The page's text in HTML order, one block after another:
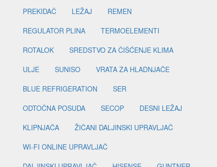
PREKIDAČ
LEŽAJ
REMEN
REGULATOR PLINA
TERMOELEMENTI
ROTALOK
SREDSTVO ZA ČIŠĆENJE KLIMA
ULJE
SUNISO
VRATA ZA HLADNJAČE
BLUE REFRIGERATION
SER
ODTOČNA POSUDA
SECOP
DESNI LEŽAJ
KLIPNJAČA
ŽIČANI DALJINSKI UPRAVLJAČ
WI-FI ONLINE UPRAVLJAČ